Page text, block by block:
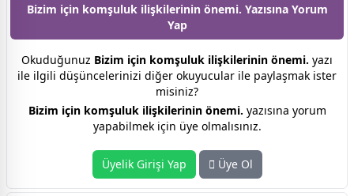
Bizim için komşuluk ilişkilerinin önemi. Yazısına Yorum
Yap
Okuduğunuz Bizim için komşuluk ilişkilerinin önemi. yazı
ile ilgili düşüncelerinizi diğer okuyucular ile paylaşmak ister
misiniz?
Bizim için komşuluk ilişkilerinin önemi. yazısına yorum
yapabilmek için üye olmalısınız.
Üyelik Girişi Yap Üye Ol